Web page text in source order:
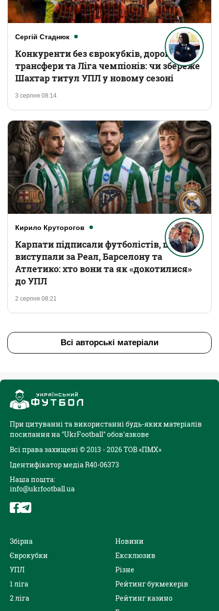
Сергій Стаднюк
3 серпня 08:14
Конкуренти без єврокубків, дорогі
трансфери та Ліга чемпіонів: чи збереже
Шахтар титул УПЛ у новому сезоні
Кирило Круторогов
2 серпня 08:21
Карпати підписали футболістів, що
виступали за Реал, Барселону та
Атлетико: хто вони та як «докотилися»
до УПЛ
Всі авторські матеріали
При цитуванні та використанні будь-яких матеріалів
посилання на "UkrFootball" обов'язкове
Всі права захищені © 2013 - 2026 ТОВ «ПМХ»
Ідентифікатор медіа R40-06373
Наша пошта:
info@ukrfootball.ua
Збірна
Єврокубки
УПЛ
1 ліга
2 ліга
Новини
Ексклюзив
Різне
Рейтинг букмекерів
Рейтинг казино